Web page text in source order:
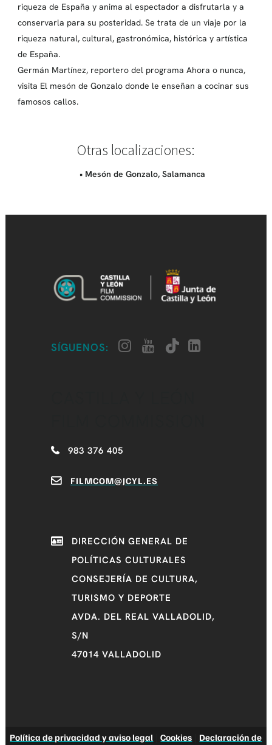
riqueza de España y anima al espectador a disfrutarla y a
conservarla para su posteridad. Se trata de un viaje por la
riqueza natural, cultural, gastronómica, histórica y artística
de España.
Germán Martínez, reportero del programa Ahora o nunca,
visita El mesón de Gonzalo donde le enseñan a cocinar sus
famosos callos.
Otras localizaciones:
• Mesón de Gonzalo, Salamanca
SÍGUENOS:
983 376 405
FILMCOM@JCYL.ES
DIRECCIÓN GENERAL DE
POLÍTICAS CULTURALES
CONSEJERÍA DE CULTURA,
TURISMO Y DEPORTE
AVDA. DEL REAL VALLADOLID,
S/N
47014 VALLADOLID
Política de privacidad y aviso legal |Cookies Declaración de